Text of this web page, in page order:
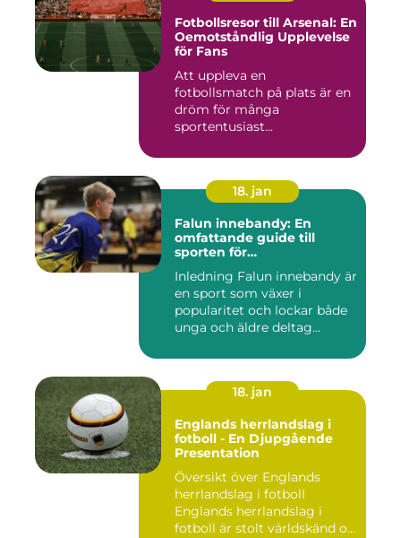
Fotbollsresor till Arsenal: En
Oemotståndlig Upplevelse
för Fans
Att uppleva en
fotbollsmatch på plats är en
dröm för många
sportentusiast...
18. jan
Falun innebandy: En
omfattande guide till
sporten för
Inledning Falun innebandy är
en sport som växer i
popularitet och lockar både
unga och äldre deltag...
18. jan
Englands herrlandslag i
fotboll - En Djupgående
Presentation
Översikt över Englands
herrlandslag i fotboll
Englands herrlandslag i
fotboll är stolt världskänd o...